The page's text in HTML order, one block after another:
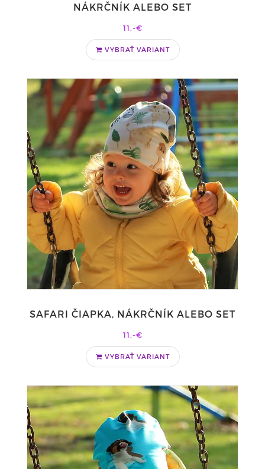
NÁKRČNÍK ALEBO SET
11,-€
VYBRAŤ VARIANT
SAFARI ČIAPKA, NÁKRČNÍK ALEBO SET
11,-€
VYBRAŤ VARIANT